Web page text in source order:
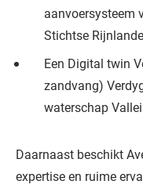
aanvoersysteem
Stichtse
Een Digital twin
zandvang)
waterschap
Daarnaast beschikt
expertise en ruime